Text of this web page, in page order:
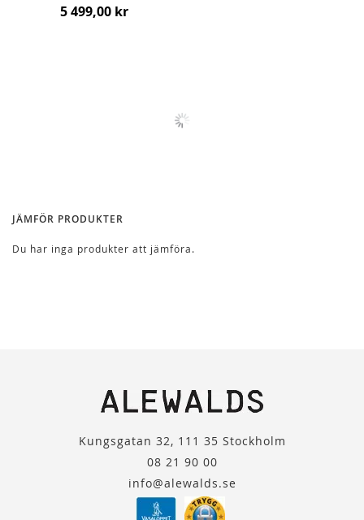
5 499,00 kr
JÄMFÖR PRODUKTER
Du har inga produkter att jämföra.
Kungsgatan 32, 111 35 Stockholm
08 21 90 00
info@alewalds.se